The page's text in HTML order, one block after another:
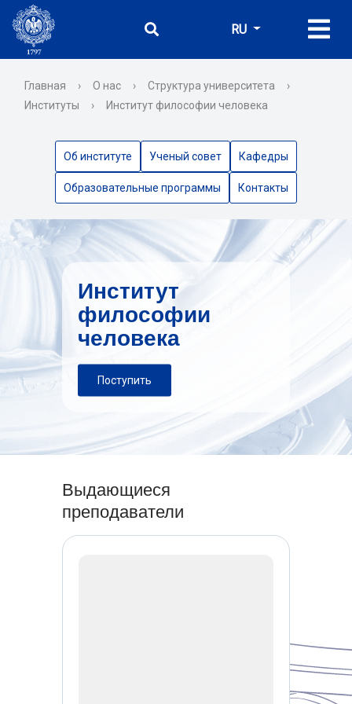
RU
Главная › О нас › Структура университета
›
Институты
› Институт философии человека
Об институте Ученый совет Кафедры
Образовательные программы Контакты
Институт
философии
человека
Поступить
Выдающиеся
преподаватели